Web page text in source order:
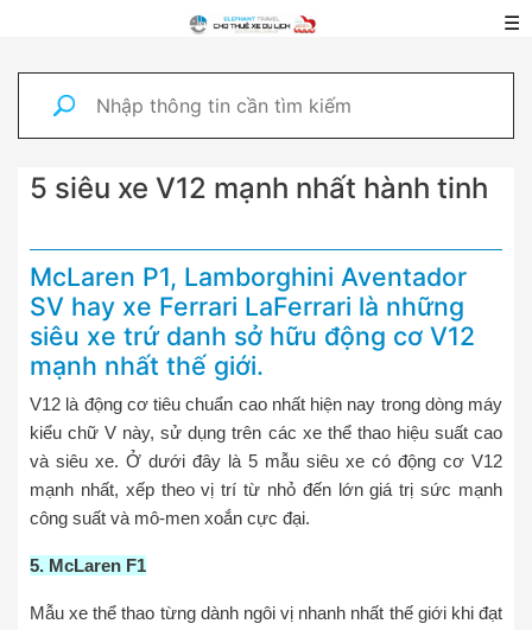
☰
5 siêu xe V12 mạnh nhất hành tinh
McLaren P1, Lamborghini Aventador
SV hay xe Ferrari LaFerrari là những
siêu xe trứ danh sở hữu động cơ V12
mạnh nhất thế giới.
V12 là động cơ tiêu chuẩn cao nhất hiện nay trong dòng máy
kiểu chữ V này, sử dụng trên các xe thể thao hiệu suất cao
và siêu xe. Ở dưới đây là 5 mẫu siêu xe có động cơ V12
mạnh nhất, xếp theo vị trí từ nhỏ đến lớn giá trị sức mạnh
công suất và mô-men xoắn cực đại.
5. McLaren F1
Mẫu xe thể thao từng dành ngôi vị nhanh nhất thế giới khi đạt